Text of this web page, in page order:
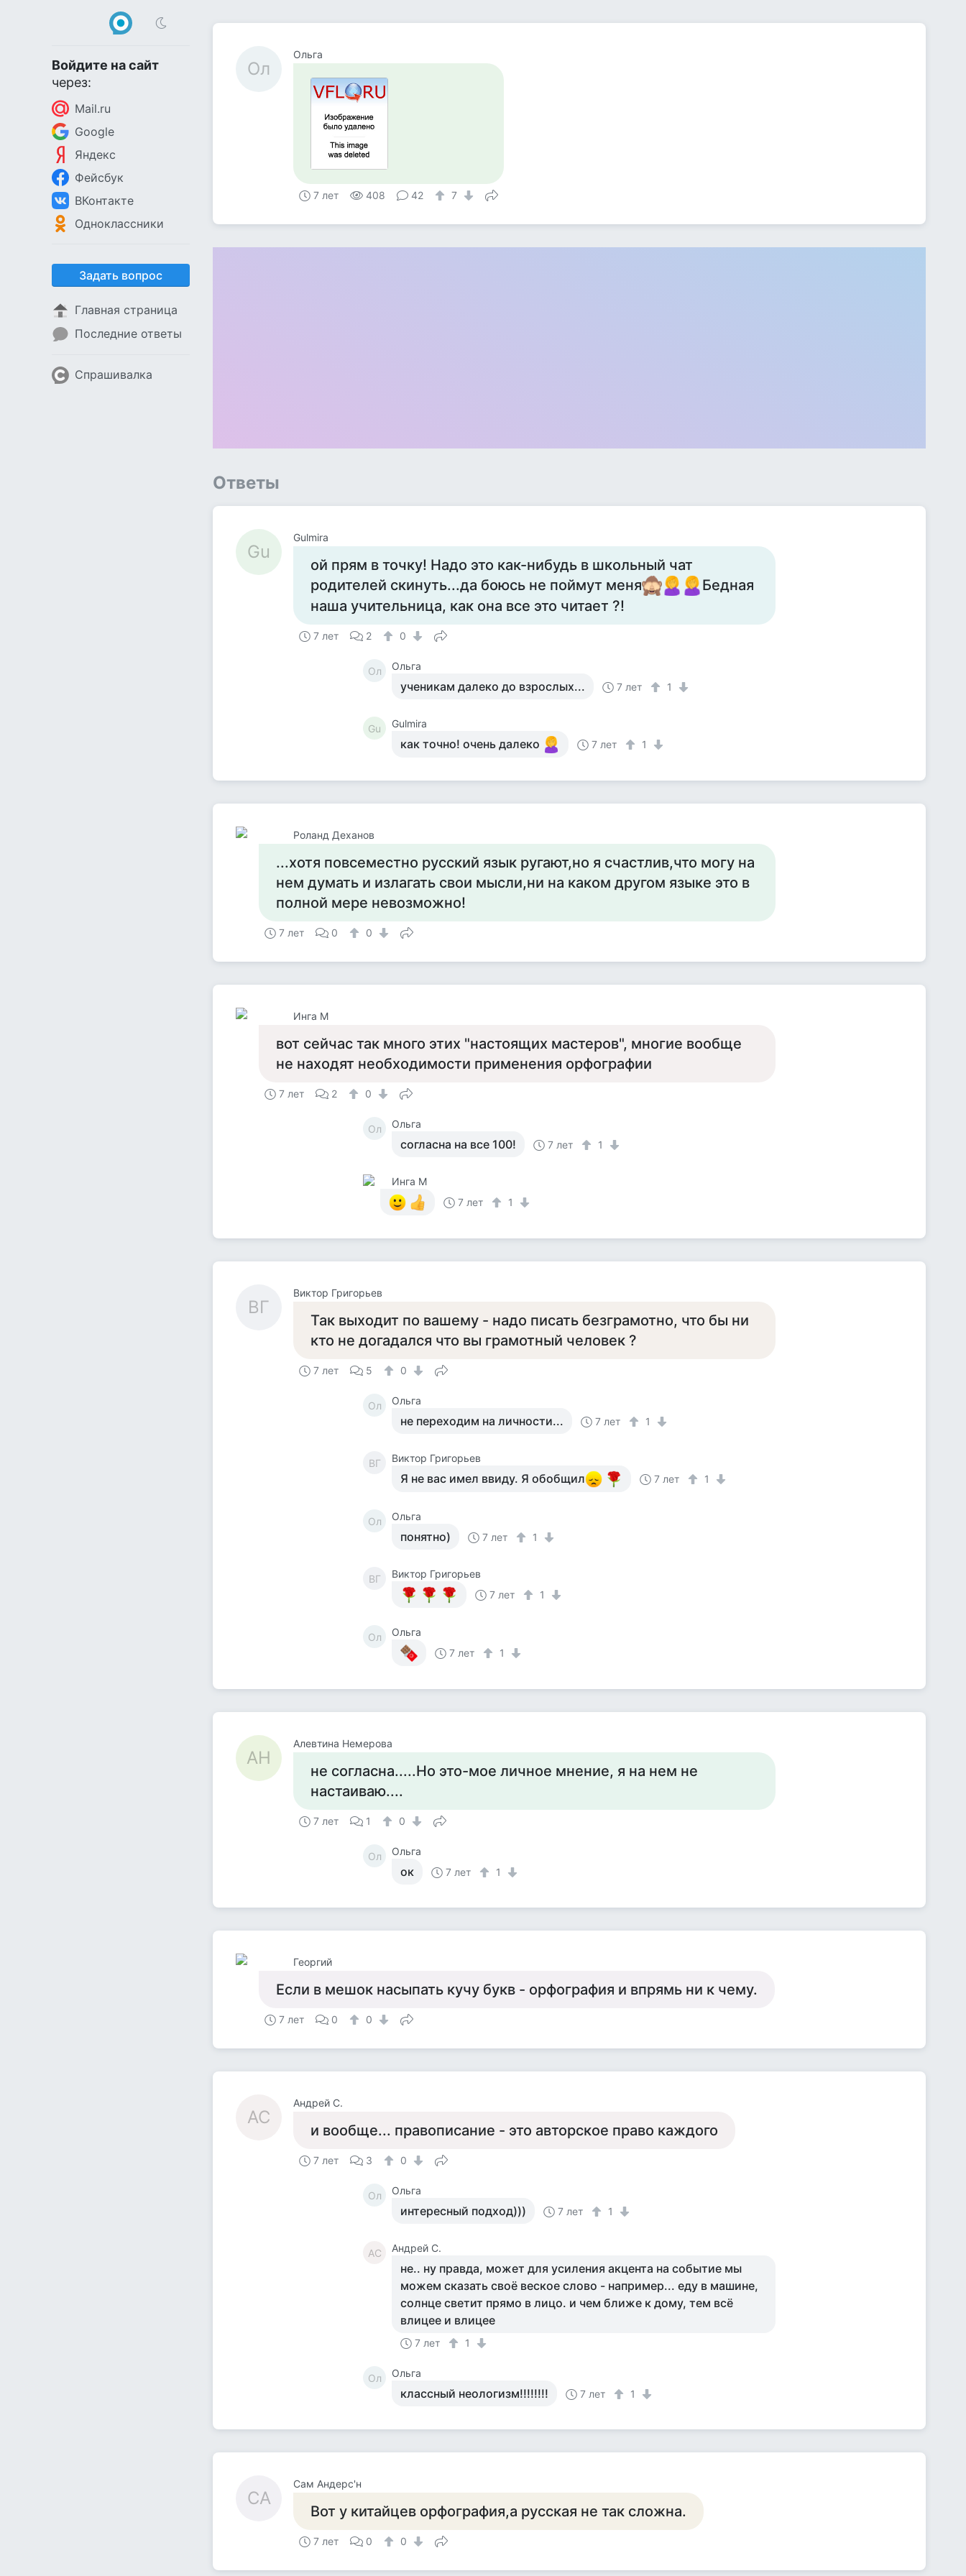
Войдите на сайт
через:
Mail.ru
Google
Яндекс
Фейсбук
ВКонтакте
Одноклассники
Задать вопрос
Главная страница
Последние ответы
Спрашивалка
Ол
Ольга
7 лет 408 42 7
Ответы
Gu
Gulmira
ой прям в точку! Надо это как-нибудь в школьный чат
родителей скинуть...да боюсь не поймут меня
Бедная
наша учительница, как она все это читает ?!
7 лет 2 0
Ол Ольга
ученикам далеко до взрослых... 7 лет 1
Gu Gulmira
как точно! очень далеко 7 лет 1
Роланд Деханов
...хотя повсеместно русский язык ругают,но я счастлив,что могу на
нем думать и излагать свои мысли,ни на каком другом языке это в
полной мере невозможно!
7 лет 0 0
Инга М
вот сейчас так много этих "настоящих мастеров", многие вообще
не находят необходимости применения орфографии
7 лет 2 0
Ол Ольга
согласна на все 100! 7 лет 1
Инга М
7 лет
1
ВГ
Виктор Григорьев
Так выходит по вашему - надо писать безграмотно, что бы ни
кто не догадался что вы грамотный человек ?
7 лет 5 0
Ол Ольга
не переходим на личности... 7 лет 1
ВГ Виктор Григорьев
Я не вас имел ввиду. Я обобщил 7 лет 1
Ол Ольга
понятно) 7 лет 1
ВГ
Виктор Григорьев
7 лет
1
Ол
Ольга
7 лет
1
АН
Алевтина Немерова
не согласна.....Но это-мое личное мнение, я на нем не
настаиваю....
7 лет 1 0
Ол Ольга
ок 7 лет 1
Георгий
Если в мешок насыпать кучу букв - орфография и впрямь ни к чему.
7 лет 0 0
АС
Андрей С.
и вообще... правописание - это авторское право каждого
7 лет 3 0
Ол Ольга
интересный подход))) 7 лет 1
АС Андрей С.
не.. ну правда, может для усиления акцента на событие мы
можем сказать своё веское слово - например... еду в машине,
солнце светит прямо в лицо. и чем ближе к дому, тем всё
влицее и влицее
7 лет 1
Ол Ольга
классный неологизм!!!!!!!! 7 лет 1
СА
Сам Андерс'н
Вот у китайцев орфография,а русская не так сложна.
7 лет 0 0